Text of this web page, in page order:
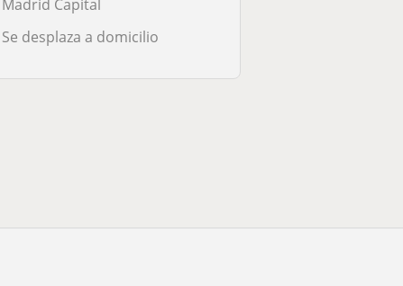
Madrid Capital
Se desplaza a domicilio